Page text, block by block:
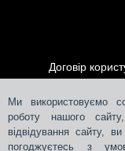
Ми використовуємо
роботу нашого
відвідування сайту,
погоджуєтесь з
Договір